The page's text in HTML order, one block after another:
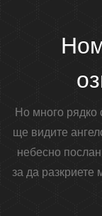
Но много рядко
ще видите
небесно
за да разкриете